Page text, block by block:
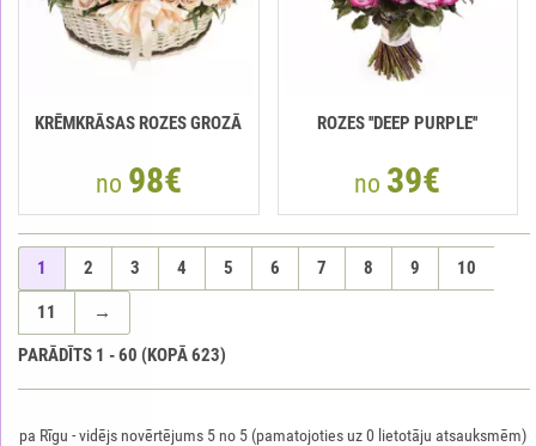
KRĒMKRĀSAS ROZES GROZĀ
no 98€
ROZES ''DEEP PURPLE''
no 39€
1 2 3 4 5 6 7 8 9 10
11
→
PARĀDĪTS 1 -60 (KOPĀ623)
pa Rīgu -vidējs novērtējums 5 no 5 (pamatojoties uz0 lietotāju atsauksmēm)